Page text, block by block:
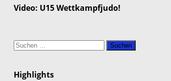
Video: U15 Wettkampfjudo!
Suchen
Highlights